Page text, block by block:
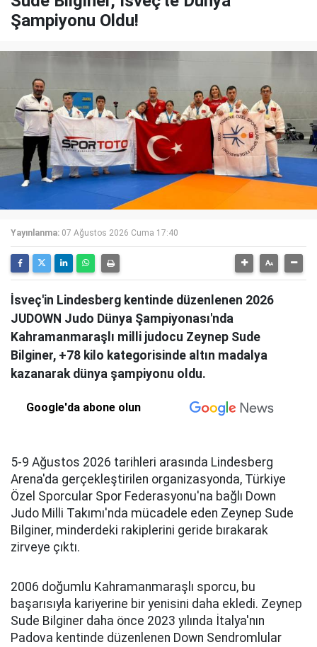
Şampiyonu Oldu!
Yayınlanma: 07 Ağustos 2026 Cuma 17:40
İsveç'in Lindesberg kentinde düzenlenen 2026
JUDOWN Judo Dünya Şampiyonası'nda
Kahramanmaraşlı milli judocu Zeynep Sude
Bilginer, +78 kilo kategorisinde altın madalya
kazanarak dünya şampiyonu oldu.
Google'da abone olun
5-9 Ağustos 2026 tarihleri arasında Lindesberg
Arena'da gerçekleştirilen organizasyonda, Türkiye
Özel Sporcular Spor Federasyonu'na bağlı Down
Judo Milli Takımı'nda mücadele eden Zeynep Sude
Bilginer, minderdeki rakiplerini geride bırakarak
zirveye çıktı.
2006 doğumlu Kahramanmaraşlı sporcu, bu
başarısıyla kariyerine bir yenisini daha ekledi. Zeynep
Sude Bilginer daha önce 2023 yılında İtalya'nın
Padova kentinde düzenlenen Down Sendromlular